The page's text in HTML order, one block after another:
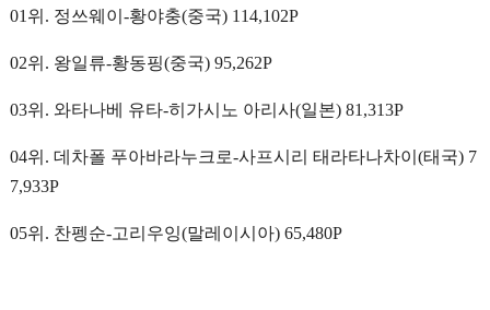
01위. 정쓰웨이-황야충(중국) 114,102P
02위. 왕일류-황동핑(중국) 95,262P
03위. 와타나베 유타-히가시노 아리사(일본) 81,313P
04위. 데차폴 푸아바라누크로-사프시리 태라타나차이(태국) 7
7,933P
05위. 찬펭순-고리우잉(말레이시아) 65,480P